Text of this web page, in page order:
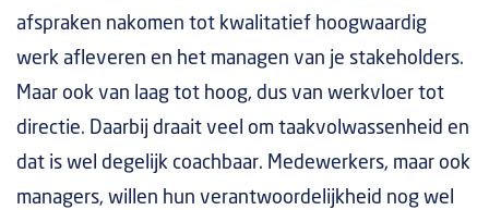
afspraken nakomen tot kwalitatief hoogwaardig
werk afleveren en het managen van je stakeholders.
Maar ook van laag tot hoog, dus van werkvloer tot
directie. Daarbij draait veel om taakvolwassenheid en
dat is wel degelijk coachbaar. Medewerkers, maar ook
managers, willen hun verantwoordelijkheid nog wel